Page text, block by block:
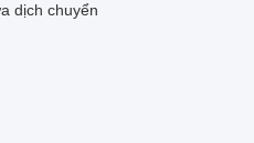
dịch chuyển